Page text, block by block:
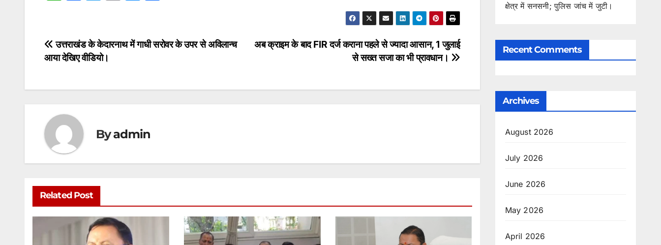
s
A
p
e
b
o
er l
s
g
e
Post
navigation
अब क्राइम के बाद FIR दर्ज कराना पहले से ज्यादा आसान, 1 जुलाई
से सख्त सजा का भी प्रावधान।
उत्तराखंड के केदारनाथ में गाधी सरोवर के उपर से अविलान्च
आया देखिए वीडियो।
Byadmin
Related Post
क्षेत्र में सनसनी; पुलिस जांच में जुटी।
Recent Comments
Archives
August 2026
July 2026
June 2026
May 2026
April 2026